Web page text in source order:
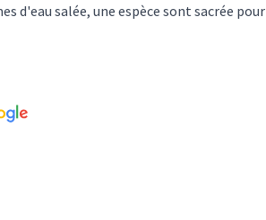
d'eau salée, une espèce sont sacrée pour